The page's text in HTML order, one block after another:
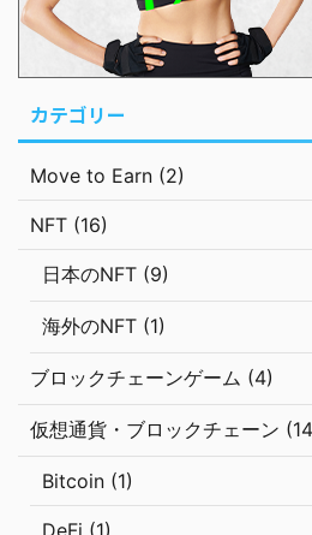
カテゴリー
Move to Earn (2)
NFT (16)
日本のNFT (9)
海外のNFT (1)
ブロックチェーンゲーム (4)
仮想通貨・ブロックチェーン
Bitcoin (1)